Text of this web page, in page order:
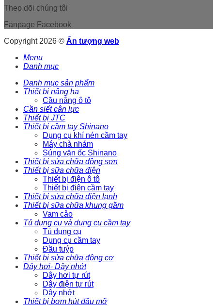
Theo dõi chúng tôi
Fanpage Facebook
Copyright 2026 © Ấn tượng web
Menu
Danh mục
Danh mục sản phẩm
Thiết bị nâng hạ
Cầu nâng ô tô
Cần siết cân lực
Thiết bị JTC
Thiết bị cầm tay Shinano
Dụng cụ khí nén cầm tay
Máy chà nhám
Súng vặn ốc Shinano
Thiết bị sửa chữa đồng sơn
Thiết bị sữa chữa điện
Thiết bị điện ô tô
Thiết bị điện cầm tay
Thiết bị sửa chữa điện lạnh
Thiết bị sữa chữa khung gầm
Vam cảo
Tủ dụng cụ và dụng cụ cầm tay
Tủ dụng cụ
Dụng cụ cầm tay
Đầu tuýp
Thiết bị sửa chữa động cơ
Dây hơi- Dây nhớt
Dây hơi tự rút
Dây điện tự rút
Dây nhớt
Thiết bị bơm hút dầu mỡ